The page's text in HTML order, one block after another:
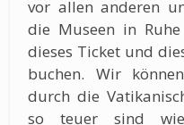
vor allen anderen
die Museen in
dieses Ticket und
buchen. Wir
durch die
so teuer sind